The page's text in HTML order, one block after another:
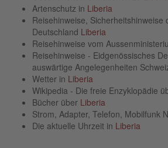
Artenschutz in Liberia
Reisehinweise, Sicherheitshinweise
Deutschland Liberia
Reisehinweise vom
Reisehinweise - Eidgenössisches
auswärtige Angelegenheiten
Wetter in Liberia
Wikipedia - Die freie Enzyklopädie
Bücher über Liberia
Strom, Adapter, Telefon, Mobilfunk
Die aktuelle Uhrzeit in Liberia